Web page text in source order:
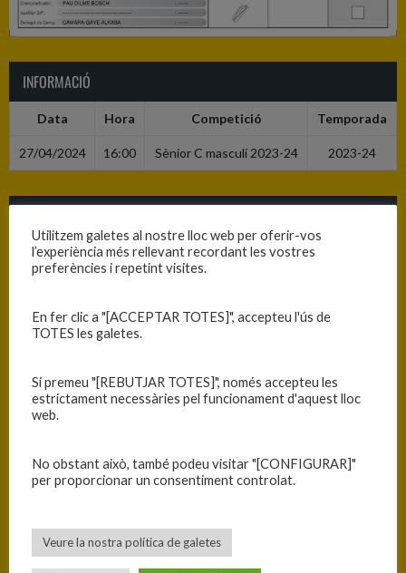
INFORMACIÓ
Data Hora Competició Temporada
27/04/2024 16:00 Sènior C masculí 2023-24 2023-24
Equip
C.B. Blanes
PISTA
Utilitzem galetes al nostre lloc web per oferir-vos
l’experiència més rellevant recordant les vostres
preferències i repetint visites.
En fer clic a "[ACCEPTAR TOTES]", accepteu l'ús de
TOTES les galetes.
Si premeu "[REBUTJAR TOTES]", només accepteu les
estrictament necessàries pel funcionament d'aquest lloc
web.
No obstant això, també podeu visitar "[CONFIGURAR]"
per proporcionar un consentiment controlat.
Veure la nostra política de galetes